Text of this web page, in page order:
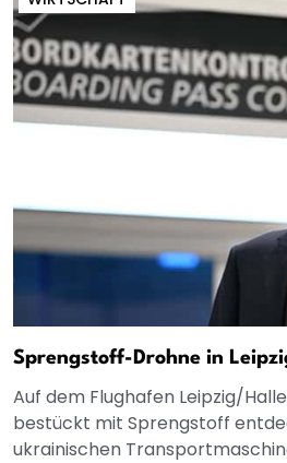
Sprengstoff-Drohne in
Auf dem Flughafen Leipzig/
bestückt mit Sprengstoff
ukrainischen